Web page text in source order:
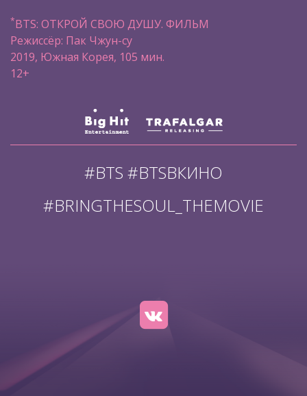
*BTS: ОТКРОЙ СВОЮ ДУШУ. ФИЛЬМ
Режиссёр: Пак Чжун-су
2019, Южная Корея, 105 мин.
12+
#BTS #BTSВКИНО
#BRINGTHESOUL_THEMOVIE